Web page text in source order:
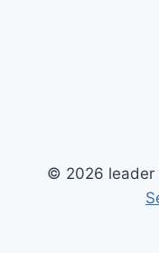
© 2026 leader